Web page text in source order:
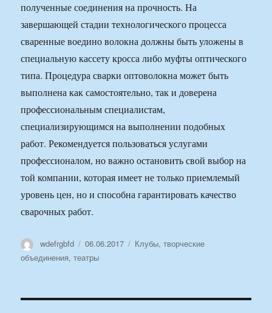
полученные соединения на прочность. На
завершающей стадии технологического процесса
сваренные воедино волокна должны быть уложены в
специальную кассету кросса либо муфты оптического
типа. Процедура сварки оптоволокна может быть
выполнена как самостоятельно, так и доверена
профессиональным специалистам,
специализирующимся на выполнении подобных
работ. Рекомендуется пользоваться услугами
профессионалом, но важно остановить свой выбор на
той компании, которая имеет не только приемлемый
уровень цен, но и способна гарантировать качество
сварочных работ.
Автор
wdefrgbfd Опубликовано
06.06.2017 Рубрики
Клубы, творческие
объединения, театры